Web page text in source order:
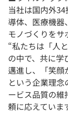
当社は国内外
導体、医療機器
モノづくりをサ
“私たちは「人
の中で、共に学
邁進し、「笑顔
という企業理
ービス品質の
頼に応えていま